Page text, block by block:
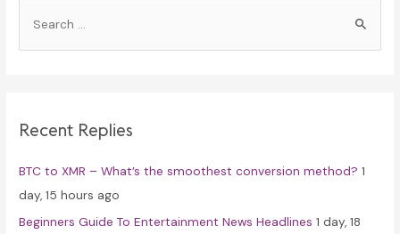
h
o
r
:
Recent Replies
BTC to XMR – What’s the smoothest conversion method? 1
day, 15 hours ago
Beginners Guide To Entertainment News Headlines 1 day, 18